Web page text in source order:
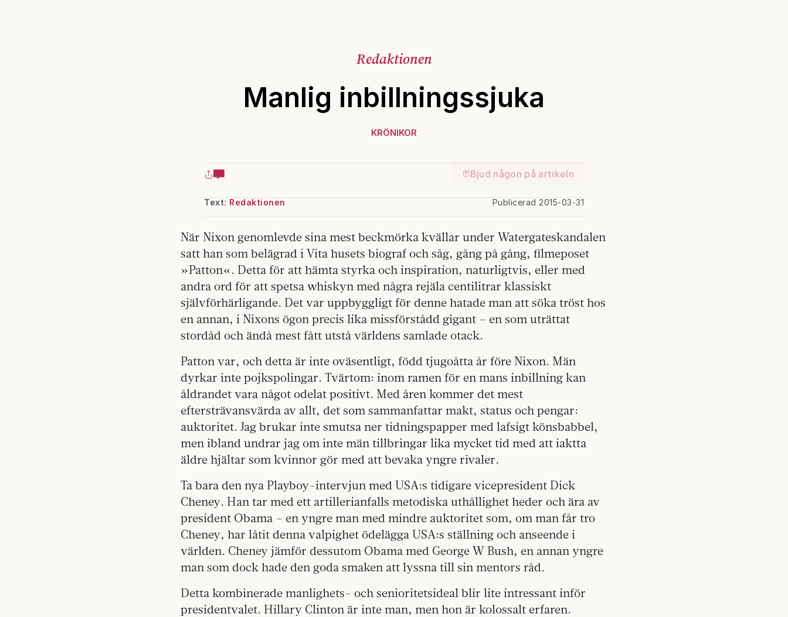
Redaktionen
Manlig inbillningssjuka
KRÖNIKOR
Bjud någon på artikeln
Text: Redaktionen Publicerad 2015-03-31
När Nixon genomlevde sina mest beckmörka kvällar under Watergateskandalen
satt han som belägrad i Vita husets biograf och såg, gång på gång, filmeposet
»Patton«. Detta för att hämta styrka och inspiration, naturligtvis, eller med
andra ord för att spetsa whiskyn med några rejäla centilitrar klassiskt
självförhärligande. Det var uppbyggligt för denne hatade man att söka tröst hos
en annan, i Nixons ögon precis lika missförstådd gigant – en som uträttat
stordåd och ändå mest fått utstå världens samlade otack.
Patton var, och detta är inte oväsentligt, född tjugoåtta år före Nixon. Män
dyrkar inte pojkspolingar. Tvärtom: inom ramen för en mans inbillning kan
åldrandet vara något odelat positivt. Med åren kommer det mest
eftersträvansvärda av allt, det som sammanfattar makt, status och pengar:
auktoritet. Jag brukar inte smutsa ner tidningspapper med lafsigt könsbabbel,
men ibland undrar jag om inte män tillbringar lika mycket tid med att iaktta
äldre hjältar som kvinnor gör med att bevaka yngre rivaler.
Ta bara den nya Playboy-intervjun med USA:s tidigare vicepresident Dick
Cheney. Han tar med ett artillerianfalls metodiska uthållighet heder och ära av
president Obama – en yngre man med mindre auktoritet som, om man får tro
Cheney, har låtit denna valpighet ödelägga USA:s ställning och anseende i
världen. Cheney jämför dessutom Obama med George W Bush, en annan yngre
man som dock hade den goda smaken att lyssna till sin mentors råd.
Detta kombinerade manlighets- och senioritetsideal blir lite intressant inför
presidentvalet. Hillary Clinton är inte man, men hon är kolossalt erfaren.